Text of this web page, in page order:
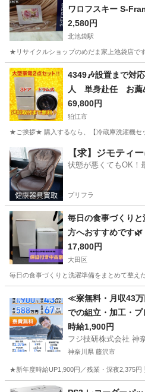
ワロフスキー S-
箱付き品
2,580円
北池袋駅
★リサイクルショップのめだま家上池袋店で
東京 豊島区 北池袋駅 その他
4349🎶設置まで
人 単身赴任 お薦
濯機 セット
69,800円
狛江市
★ご挨拶★ 購入するなら、【冷蔵庫洗濯機セ
東京 狛江市 生活家電 ドラム式
【求】ジモティ
状態が悪くてもOK！
プリフラ
毎日の食事づくり
方へおすすめです🌿
17,800円
大田区
毎日の食事づくりと洗濯準備をまとめて整え
生活家電 IRSD
≪寮無料・月収43
での組立・加工・プ
時給1,900円
フジ技研株式会社 神
神奈川県 藤沢市
★新年度時給UP1,900円／残業・深夜2,375
神奈川 藤沢市